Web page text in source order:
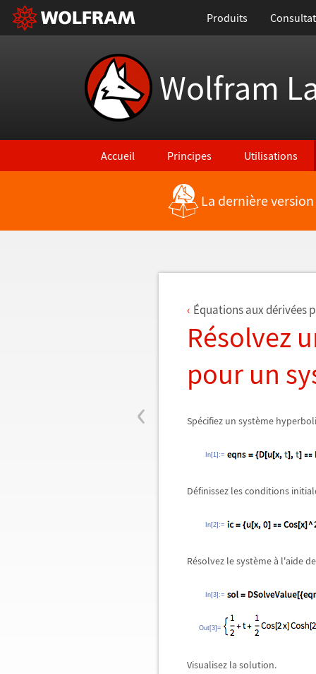
Produits
Wolfram
Accueil Principes Utilisations
Retour vers les nouvelles fonctionnalités
La dernière
‹
Équations aux dérivées
Résolvez
pour un
Spécifiez un système
In[1]:=
Définissez les conditions
In[2]:=
Résolvez le système à l'aide
In[3]:=
Out[3]=
Visualisez la solution.